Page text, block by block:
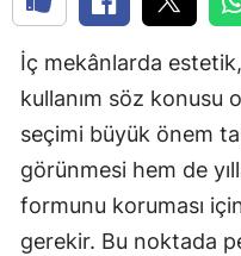
İç mekânlarda
kullanım söz konusu
seçimi büyük önem
görünmesi hem de
formunu koruması
gerekir. Bu noktada